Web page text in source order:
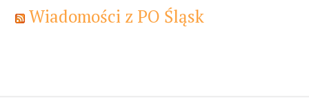
Wiadomości z PO Śląsk